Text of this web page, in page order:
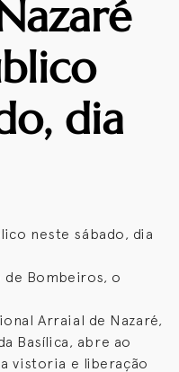
dia
neste sábado, dia
Bombeiros, o
Arraial de Nazaré,
Basílica, abre ao
vistoria e liberação